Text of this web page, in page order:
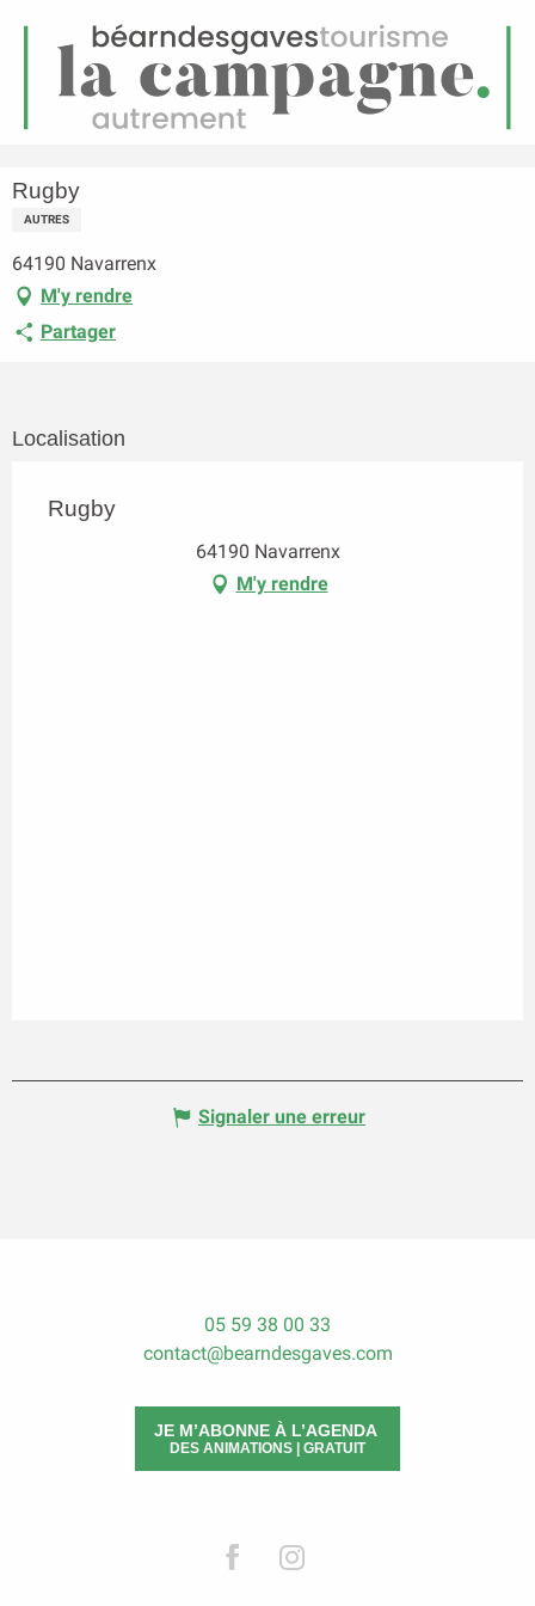
Menu
Rugby
Rugby
AUTRES
64190 Navarrenx
M'y rendre
Partager
Localisation
Rugby
64190 Navarrenx
M'y rendre
Signaler une erreur
05 59 38 00 33
contact@bearndesgaves.com
JE M’ABONNE À L’AGENDA
DES ANIMATIONS | GRATUIT